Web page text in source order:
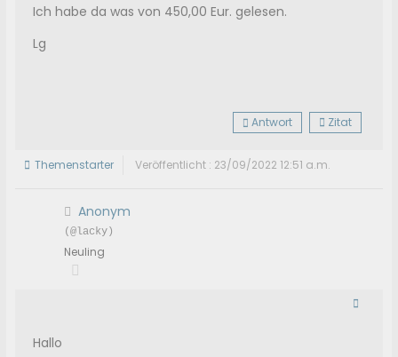
Ich habe da was von 450,00 Eur. gelesen.
Lg
Antwort Zitat
Themenstarter Veröffentlicht : 23/09/2022 12:51 a.m.
Anonym
(@lacky)
Neuling
Hallo